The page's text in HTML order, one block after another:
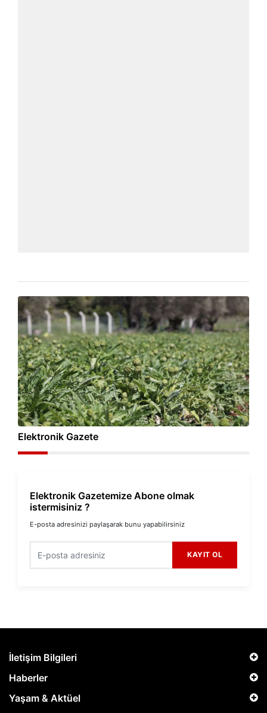
Elektronik Gazete
Elektronik Gazetemize Abone olmak
istermisiniz ?
E-posta adresinizi paylaşarak bunu yapabilirsiniz
KAYIT OL
İletişim Bilgileri
Haberler
Yaşam & Aktüel